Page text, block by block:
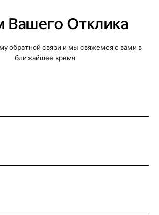
Отклика
обратной связи и мы свяжемся с вами в
ближайшее время
info@osnova.org.ru